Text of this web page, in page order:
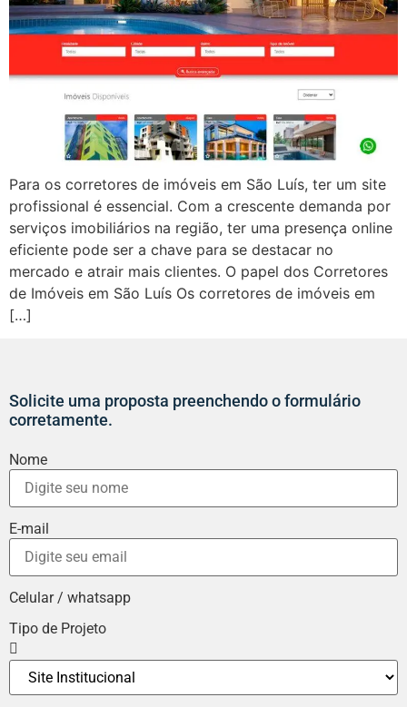
Para os corretores de imóveis em São Luís, ter um site
profissional é essencial. Com a crescente demanda por
serviços imobiliários na região, ter uma presença online
eficiente pode ser a chave para se destacar no
mercado e atrair mais clientes. O papel dos Corretores
de Imóveis em São Luís Os corretores de imóveis em
[…]
Solicite uma proposta preenchendo o formulário
corretamente.
Nome
E-mail
Celular / whatsapp
Tipo de Projeto